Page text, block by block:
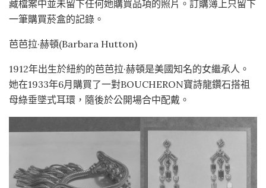
藏檔案中並未留下任何她購買品項的照片。訂購簿上只留下
一筆購買菸盒的記錄。
芭芭拉·赫頓(Barbara Hutton)
1912年出生於紐約的芭芭拉·赫頓是美國知名的女繼承人。
她在1933年6月購買了一對BOUCHERON寶詩龍鑽石搭祖
母綠垂墜式耳環，隨後於公開場合中配戴。